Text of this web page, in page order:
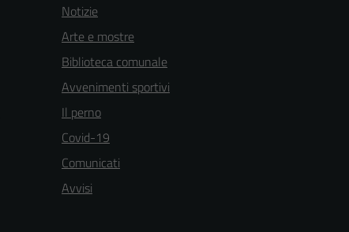
Notizie
Arte e mostre
Biblioteca comunale
Avvenimenti sportivi
Il perno
Covid-19
Comunicati
Avvisi